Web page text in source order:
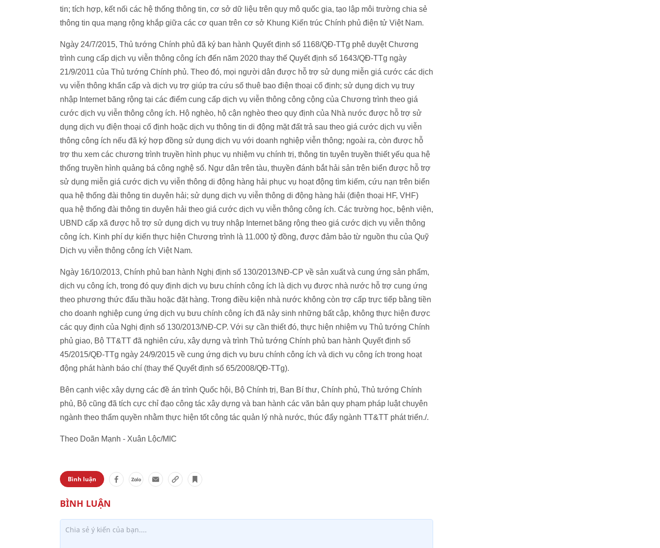
tin; tích hợp, kết nối các hệ thống thông tin, cơ sở dữ liệu trên quy mô quốc gia, tạo lập môi trường chia sẻ
thông tin qua mạng rộng khắp giữa các cơ quan trên cơ sở Khung Kiến trúc Chính phủ điện tử Việt Nam.
Ngày 24/7/2015, Thủ tướng Chính phủ đã ký ban hành Quyết định số 1168/QĐ-TTg phê duyệt Chương
trình cung cấp dịch vụ viễn thông công ích đến năm 2020 thay thế Quyết định số 1643/QĐ-TTg ngày
21/9/2011 của Thủ tướng Chính phủ. Theo đó, mọi người dân được hỗ trợ sử dụng miễn giá cước các dịch
vụ viễn thông khẩn cấp và dịch vụ trợ giúp tra cứu số thuê bao điện thoại cố định; sử dụng dịch vụ truy
nhập Internet băng rộng tại các điểm cung cấp dịch vụ viễn thông công cộng của Chương trình theo giá
cước dịch vụ viễn thông công ích. Hộ nghèo, hộ cận nghèo theo quy định của Nhà nước được hỗ trợ sử
dụng dịch vụ điện thoại cố định hoặc dịch vụ thông tin di động mặt đất trả sau theo giá cước dịch vụ viễn
thông công ích nếu đã ký hợp đồng sử dụng dịch vụ với doanh nghiệp viễn thông; ngoài ra, còn được hỗ
trợ thu xem các chương trình truyền hình phục vụ nhiệm vụ chính trị, thông tin tuyên truyền thiết yếu qua hệ
thống truyền hình quảng bá công nghệ số. Ngư dân trên tàu, thuyền đánh bắt hải sản trên biển được hỗ trợ
sử dụng miễn giá cước dịch vụ viễn thông di động hàng hải phục vụ hoạt động tìm kiếm, cứu nạn trên biển
qua hệ thống đài thông tin duyên hải; sử dụng dịch vụ viễn thông di động hàng hải (điện thoại HF, VHF)
qua hệ thống đài thông tin duyên hải theo giá cước dịch vụ viễn thông công ích. Các trường học, bệnh viện,
UBND cấp xã được hỗ trợ sử dụng dịch vụ truy nhập Internet băng rộng theo giá cước dịch vụ viễn thông
công ích. Kinh phí dự kiến thực hiện Chương trình là 11.000 tỷ đồng, được đảm bảo từ nguồn thu của Quỹ
Dịch vụ viễn thông công ích Việt Nam.
Ngày 16/10/2013, Chính phủ ban hành Nghị định số 130/2013/NĐ-CP về sản xuất và cung ứng sản phẩm,
dịch vụ công ích, trong đó quy định dịch vụ bưu chính công ích là dịch vụ được nhà nước hỗ trợ cung ứng
theo phương thức đấu thầu hoặc đặt hàng. Trong điều kiện nhà nước không còn trợ cấp trực tiếp bằng tiền
cho doanh nghiệp cung ứng dịch vụ bưu chính công ích đã nảy sinh những bất cập, không thực hiện được
các quy định của Nghị định số 130/2013/NĐ-CP. Với sự cần thiết đó, thực hiện nhiệm vụ Thủ tướng Chính
phủ giao, Bộ TT&TT đã nghiên cứu, xây dựng và trình Thủ tướng Chính phủ ban hành Quyết định số
45/2015/QĐ-TTg ngày 24/9/2015 về cung ứng dịch vụ bưu chính công ích và dịch vụ công ích trong hoạt
động phát hành báo chí (thay thế Quyết định số 65/2008/QĐ-TTg).
Bên cạnh việc xây dựng các đề án trình Quốc hội, Bộ Chính trị, Ban Bí thư, Chính phủ, Thủ tướng Chính
phủ, Bộ cũng đã tích cực chỉ đạo công tác xây dựng và ban hành các văn bản quy phạm pháp luật chuyên
ngành theo thẩm quyền nhằm thực hiện tốt công tác quản lý nhà nước, thúc đẩy ngành TT&TT phát triển./.
Theo Doãn Mạnh - Xuân Lộc/MIC
Bình luận